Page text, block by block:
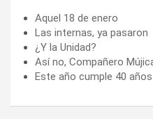
Aquel 18 de enero
Las internas, ya pasaron
¿Y la Unidad?
Así no, Compañero
Este año cumple 40